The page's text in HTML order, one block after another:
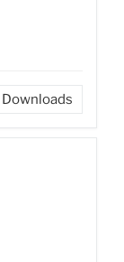
Downloads